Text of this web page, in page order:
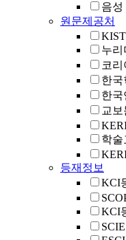
음성
원문제공처
누리
코
한국
한
교
학술
등재정보
KCI
KCI
SCIE